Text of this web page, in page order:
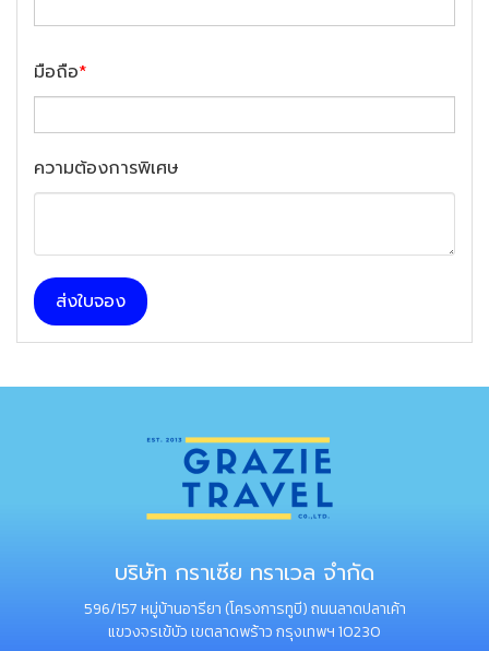
มือถือ*
ความต้องการพิเศษ
ส่งใบจอง
บริษัท กราเซีย ทราเวล จำกัด
596/157 หมู่บ้านอารียา (โครงการทูบี) ถนนลาดปลาเค้า
แขวงจรเข้บัว เขตลาดพร้าว กรุงเทพฯ 10230